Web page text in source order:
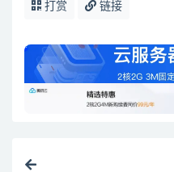
打赏 链接